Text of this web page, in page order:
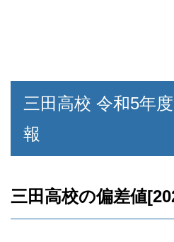
三田高校 令和5年
報
三田高校の偏差値